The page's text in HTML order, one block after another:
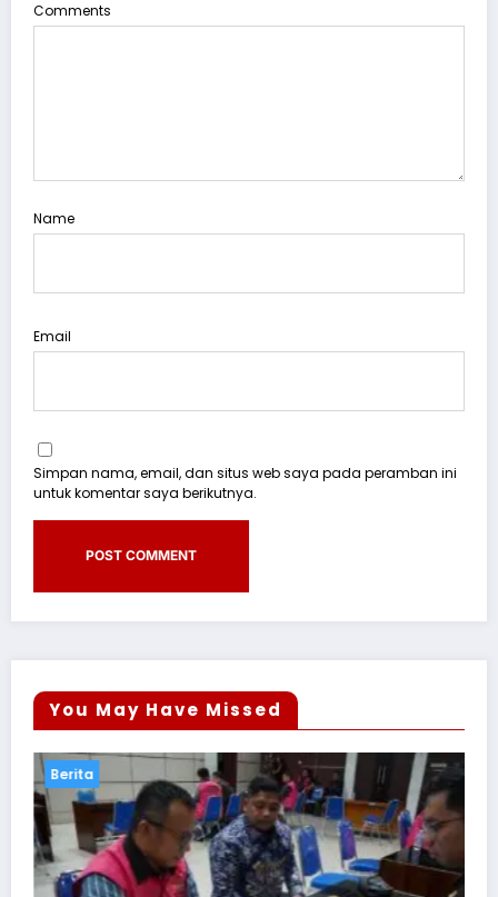
Comments
Name
Email
Simpan nama, email, dan situs web saya pada peramban ini
untuk komentar saya berikutnya.
You May Have Missed